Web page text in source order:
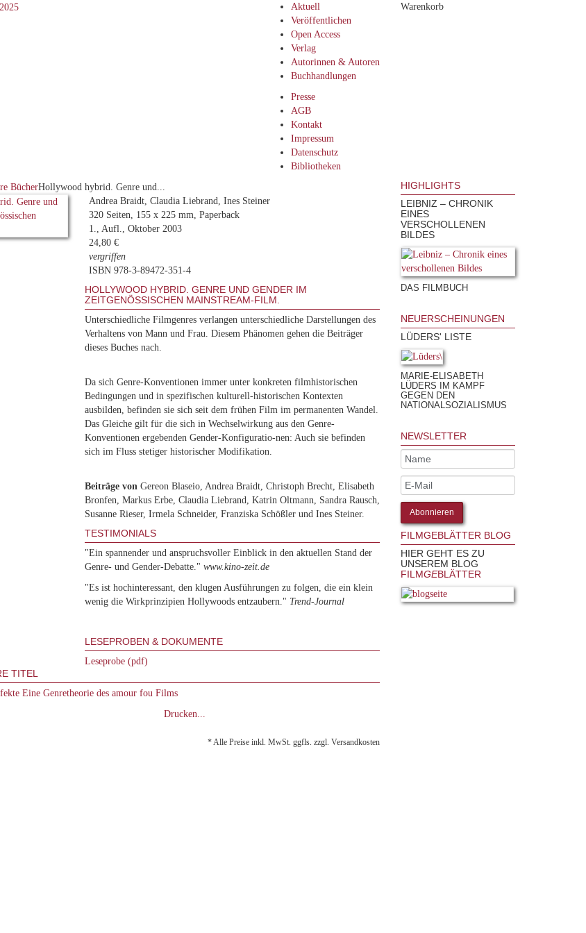
Aktuell
Veröffentlichen
Open Access
Verlag
Autorinnen & Autoren
Buchhandlungen
Presse
AGB
Kontakt
Impressum
Datenschutz
Bibliotheken
Warenkorb
BücherHollywood hybrid. Genre und...
Andrea Braidt, Claudia Liebrand, Ines Steiner
320 Seiten, 155 x 225 mm, Paperback
1., Aufl., Oktober 2003
24,80 €
vergriffen
ISBN 978-3-89472-351-4
HOLLYWOOD HYBRID. GENRE UND GENDER IM
ZEITGENÖSSISCHEN MAINSTREAM-FILM.
Unterschiedliche Filmgenres verlangen unterschiedliche Darstellungen des
Verhaltens von Mann und Frau. Diesem Phänomen gehen die Beiträger
dieses Buches nach.
Da sich Genre-Konventionen immer unter konkreten filmhistorischen
Bedingungen und in spezifischen kulturell-historischen Kontexten
ausbilden, befinden sie sich seit dem frühen Film im permanenten Wandel.
Das Gleiche gilt für die sich in Wechselwirkung aus den Genre-
Konventionen ergebenden Gender-Konfiguratio-nen: Auch sie befinden
sich im Fluss stetiger historischer Modifikation.
Beiträge von Gereon Blaseio, Andrea Braidt, Christoph Brecht, Elisabeth
Bronfen, Markus Erbe, Claudia Liebrand, Katrin Oltmann, Sandra Rausch,
Susanne Rieser, Irmela Schneider, Franziska Schößler und Ines Steiner.
TESTIMONIALS
"Ein spannender und anspruchsvoller Einblick in den aktuellen Stand der
Genre- und Gender-Debatte." www.kino-zeit.de
"Es ist hochinteressant, den klugen Ausführungen zu folgen, die ein klein
wenig die Wirkprinzipien Hollywoods entzaubern." Trend-Journal
LESEPROBEN & DOKUMENTE
Leseprobe (pdf)
TITEL
Eine Genretheorie des amour fou Films
Drucken...
* Alle Preise inkl. MwSt. ggfls. zzgl. Versandkosten
HIGHLIGHTS
LEIBNIZ – CHRONIK
EINES
VERSCHOLLENEN
BILDES
DAS FILMBUCH
NEUERSCHEINUNGEN
LÜDERS' LISTE
MARIE-ELISABETH
LÜDERS IM KAMPF
GEGEN DEN
NATIONALSOZIALISMUS
NEWSLETTER
FILMGEBLÄTTER BLOG
HIER GEHT ES ZU
UNSEREM BLOG
FILMGEBLÄTTER